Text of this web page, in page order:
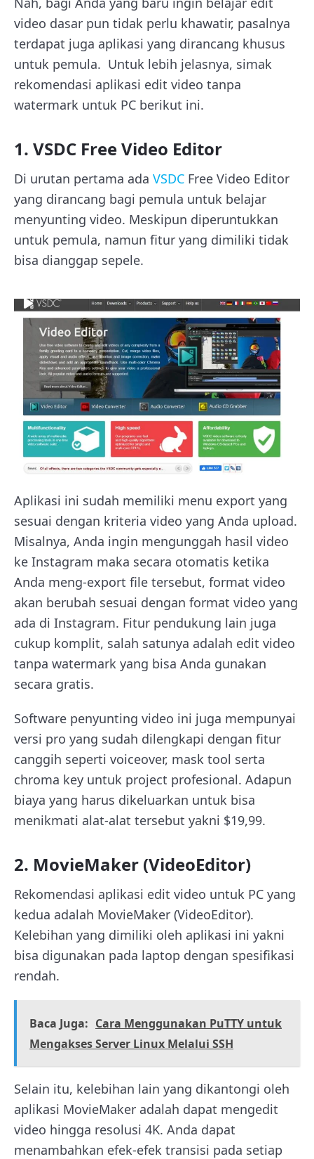
video dasar pun tidak perlu khawatir, pasalnya
terdapat juga aplikasi yang dirancang khusus
untuk pemula. Untuk lebih jelasnya, simak
rekomendasi aplikasi edit video tanpa
watermark untuk PC berikut ini.
1. VSDC Free Video Editor
Di urutan pertama ada VSDC Free Video Editor
yang dirancang bagi pemula untuk belajar
menyunting video. Meskipun diperuntukkan
untuk pemula, namun fitur yang dimiliki tidak
bisa dianggap sepele.
Aplikasi ini sudah memiliki menu export yang
sesuai dengan kriteria video yang Anda upload.
Misalnya, Anda ingin mengunggah hasil video
ke Instagram maka secara otomatis ketika
Anda meng-export file tersebut, format video
akan berubah sesuai dengan format video yang
ada di Instagram. Fitur pendukung lain juga
cukup komplit, salah satunya adalah edit video
tanpa watermark yang bisa Anda gunakan
secara gratis.
Software penyunting video ini juga mempunyai
versi pro yang sudah dilengkapi dengan fitur
canggih seperti voiceover, mask tool serta
chroma key untuk project profesional. Adapun
biaya yang harus dikeluarkan untuk bisa
menikmati alat-alat tersebut yakni $19,99.
2. MovieMaker (VideoEditor)
Rekomendasi aplikasi edit video untuk PC yang
kedua adalah MovieMaker (VideoEditor).
Kelebihan yang dimiliki oleh aplikasi ini yakni
bisa digunakan pada laptop dengan spesifikasi
rendah.
Baca Juga: Cara Menggunakan PuTTY untuk
Mengakses Server Linux Melalui SSH
Selain itu, kelebihan lain yang dikantongi oleh
aplikasi MovieMaker adalah dapat mengedit
video hingga resolusi 4K. Anda dapat
menambahkan efek-efek transisi pada setiap